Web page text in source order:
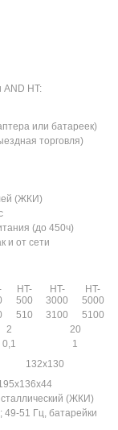
AND HT:
или батареек)
торговля)
(ЖКИ)
(до 450ч)
и от сети
HT-
500
HT-
3000
HT-
5000
510 3100
5100
2
20
0,1
1
132х130
(ЖКИ)
49-51 Гц, батарейки